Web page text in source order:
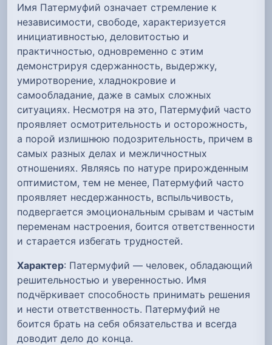
Имя Патермуфий означает стремление к
независимости, свободе, характеризуется
инициативностью, деловитостью и
практичностью, одновременно с этим
демонстрируя сдержанность, выдержку,
умиротворение, хладнокровие и
самообладание, даже в самых сложных
ситуациях. Несмотря на это, Патермуфий часто
проявляет осмотрительность и осторожность,
а порой излишнюю подозрительность, причем в
самых разных делах и межличностных
отношениях. Являясь по натуре прирожденным
оптимистом, тем не менее, Патермуфий часто
проявляет несдержанность, вспыльчивость,
подвергается эмоциональным срывам и частым
переменам настроения, боится ответственности
и старается избегать трудностей.
Характер: Патермуфий — человек, обладающий
решительностью и уверенностью. Имя
подчёркивает способность принимать решения
и нести ответственность. Патермуфий не
боится брать на себя обязательства и всегда
доводит дело до конца.